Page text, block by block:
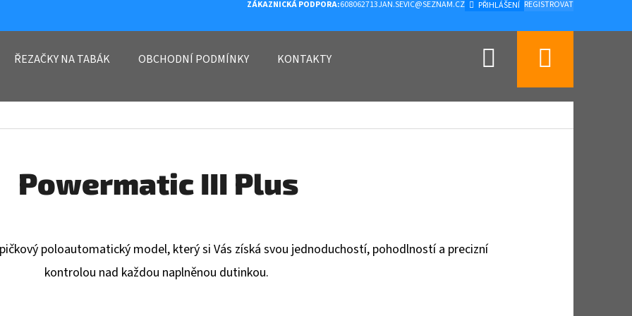
ZÁKAZNICKÁ PODPORA:608062713JAN.SEVIC@SEZNAM.CZ PŘIHLÁŠENÍ REGISTROVAT
ŘEZAČKY NA TABÁK OBCHODNÍ PODMÍNKY KONTAKTY Hledat
Powermatic III Plus
poloautomatický model, který si Vás získá svou jednoduchostí, pohodlností a precizní
kontrolou nad každou naplněnou dutinkou.